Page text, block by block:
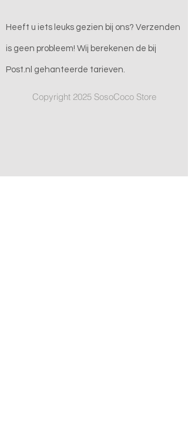
Heeft u iets leuks gezien bij ons? Verzenden
is geen probleem! Wij berekenen de bij
Post.nl gehanteerde tarieven.
Copyright 2025 SosoCoco Store